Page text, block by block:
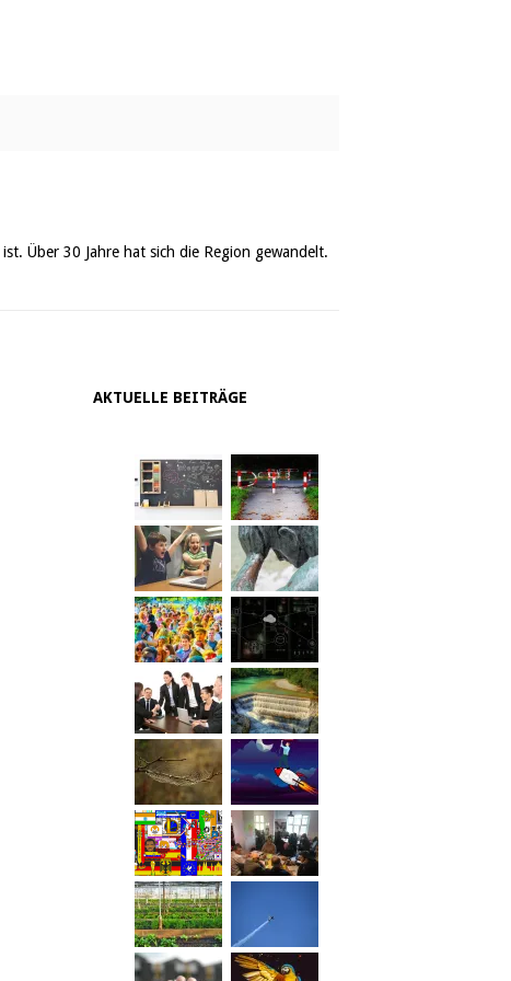
Über 30 Jahre hat sich die Region gewandelt.
AKTUELLE BEITRÄGE